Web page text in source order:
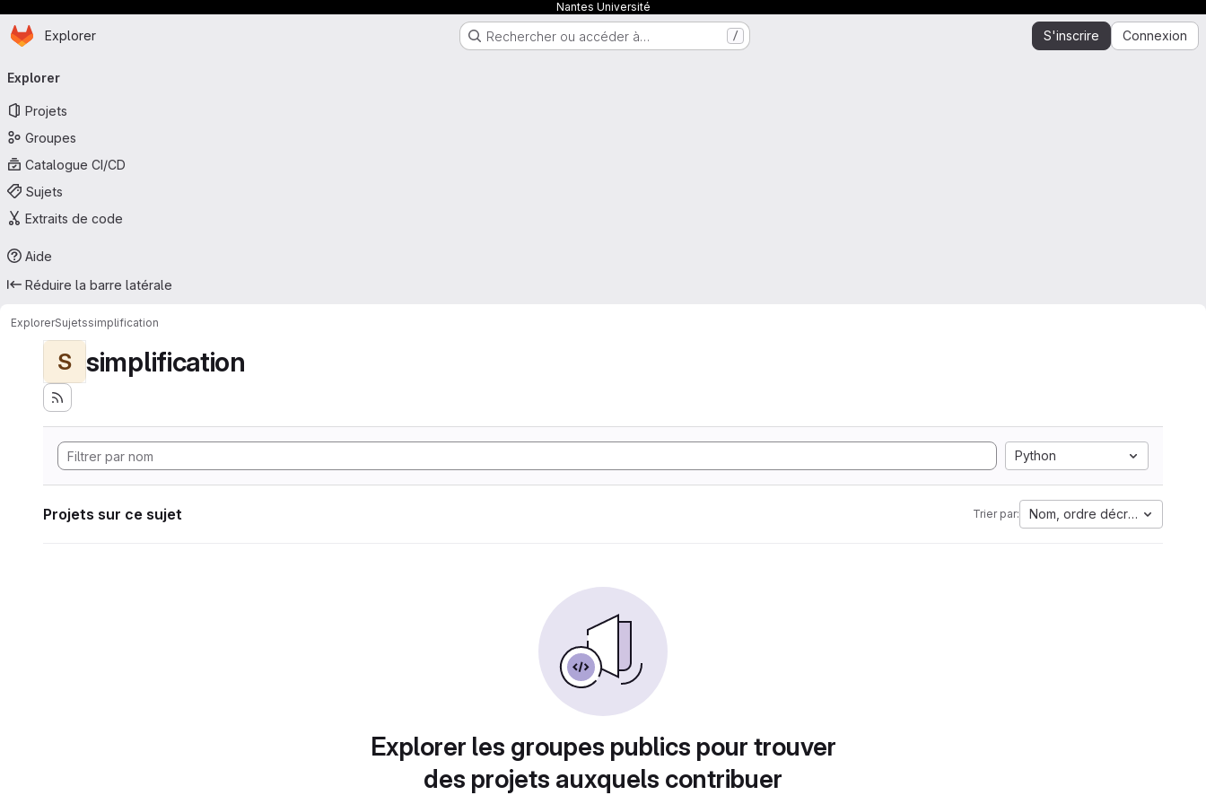
Nantes Université
Passer au contenu principal
Page d'accueil
Explorer Rechercher ou accéder à… / S'inscrire Connexion
principale
Explorer
Projets
Groupes
Catalogue CI/CD
Sujets
Extraits de code
Aide
Réduire la barre latérale
ExplorerSujetssimplification
S simplification
Python
Projets sur ce sujet Trier par: Nom, ordre décroissant
Explorer les groupes publics pour trouver
des projets auxquels contribuer